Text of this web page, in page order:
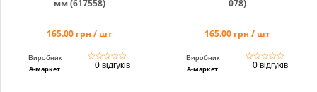
0 800 203
Безкоштовно
по Україні
мм (617558)
165.00 грн / шт
Виробник
А-маркет
☆☆☆☆☆
0 відгуків
078)
165.00 грн / шт
Виробник
А-маркет
☆☆☆☆☆
0 відгуків